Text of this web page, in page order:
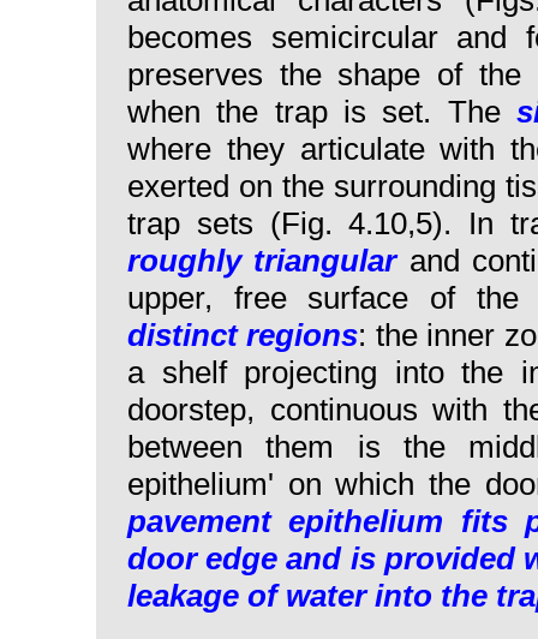
becomes semicircular and
preserves the shape of the
when the trap is set. The
where they articulate with
exerted on the surrounding
trap sets (Fig. 4.10,5). In
roughly triangular and
upper, free surface of
distinct regions: the inner
a shelf projecting into the
doorstep, continuous with
between them is the
epithelium' on which the
pavement epithelium fits
door edge and is provided
leakage of water into the